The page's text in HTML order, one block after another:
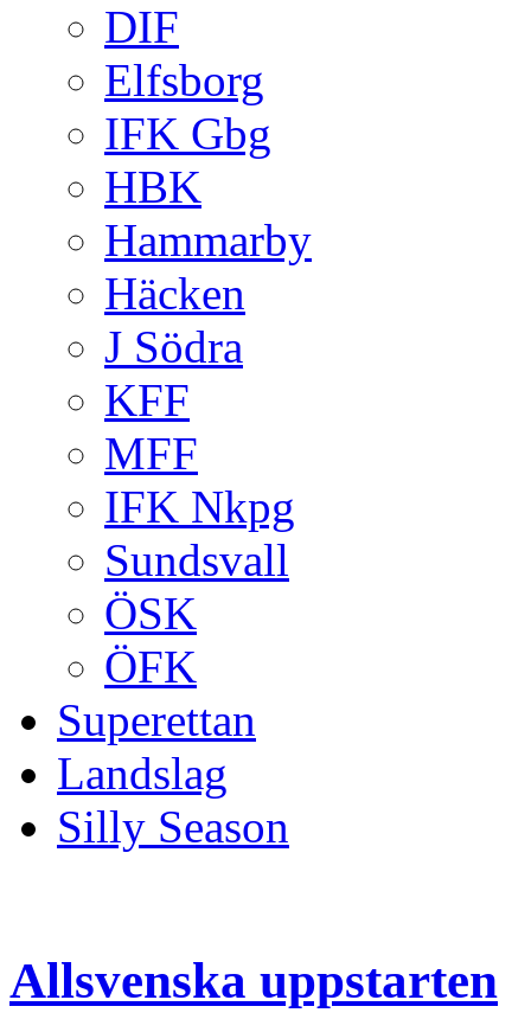
DIF
Elfsborg
IFK Gbg
HBK
Hammarby
Häcken
J Södra
KFF
MFF
IFK Nkpg
Sundsvall
ÖSK
ÖFK
Superettan
Landslag
Silly Season
Allsvenska uppstarten